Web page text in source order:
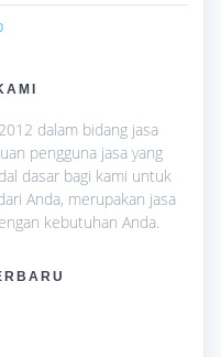
dalam bidang jasa
pengguna jasa yang
dasar bagi kami untuk
Anda, merupakan jasa
kebutuhan Anda.